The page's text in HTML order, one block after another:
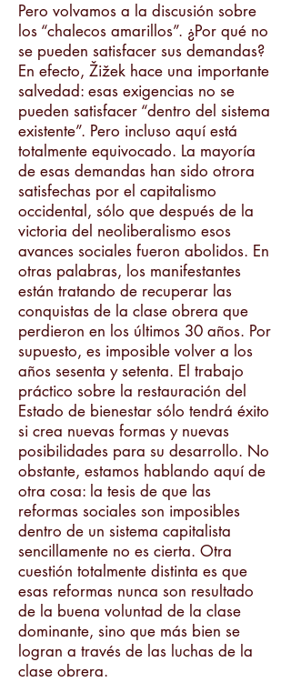
Pero volvamos a la discusión sobre
los “chalecos amarillos”. ¿Por qué no
se pueden satisfacer sus demandas?
En efecto, Žižek hace una importante
salvedad: esas exigencias no se
pueden satisfacer “dentro del sistema
existente”. Pero incluso aquí está
totalmente equivocado. La mayoría
de esas demandas han sido otrora
satisfechas por el capitalismo
occidental, sólo que después de la
victoria del neoliberalismo esos
avances sociales fueron abolidos. En
otras palabras, los manifestantes
están tratando de recuperar las
conquistas de la clase obrera que
perdieron en los últimos 30 años. Por
supuesto, es imposible volver a los
años sesenta y setenta. El trabajo
práctico sobre la restauración del
Estado de bienestar sólo tendrá éxito
si crea nuevas formas y nuevas
posibilidades para su desarrollo. No
obstante, estamos hablando aquí de
otra cosa: la tesis de que las
reformas sociales son imposibles
dentro de un sistema capitalista
sencillamente no es cierta. Otra
cuestión totalmente distinta es que
esas reformas nunca son resultado
de la buena voluntad de la clase
dominante, sino que más bien se
logran a través de las luchas de la
clase obrera.